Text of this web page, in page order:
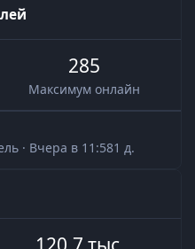
285
Максимум онлайн
· Вчера в 11:581 д.